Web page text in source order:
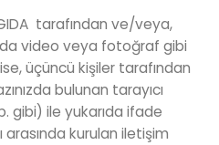
GIDA tarafından ve/veya,
video veya fotoğraf gibi
üçüncü kişiler tarafından
bulunan tarayıcı
gibi) ile yukarıda ifade
arasında kurulan iletişim